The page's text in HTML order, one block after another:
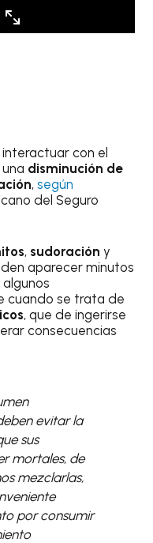
interactuar con el
disminución de
,según
del Seguro
, sudoración y
aparecer minutos
cuando se trata de
, que de ingerirse
consecuencias
evitar la
sus
mortales, de
mezclarlas,
por consumir